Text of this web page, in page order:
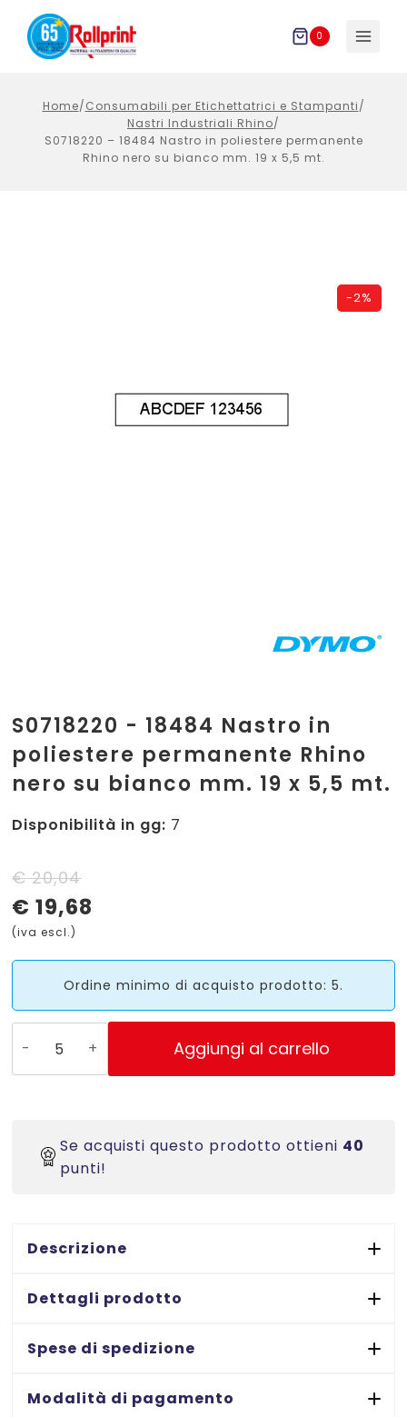
Salta
contenuto
0
Home/Consumabili per Etichettatrici e Stampanti/
Nastri Industriali Rhino/
S0718220 – 18484 Nastro in poliestere permanente
Rhino nero su bianco mm. 19 x 5,5 mt.
-2%
S0718220 - 18484 Nastro in
poliestere permanente Rhino
nero su bianco mm. 19 x 5,5 mt.
Disponibilità in gg: 7
€20,04
Il
prezzo
originale
€ 20,04.
€ 19,68
Il
prezzo
attuale
€ 19,68.
(iva escl.)
Ordine minimo di acquisto prodotto: 5.
S0718220
poliestere
permanente
su
mm.
5,5
quantità
Aggiungi al carrello
Se acquisti questo prodotto ottieni 40
punti!
Descrizione
Dettagli prodotto
Spese di spedizione
Modalità di pagamento